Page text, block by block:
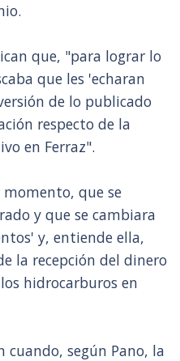
que, "para lograr lo
que les 'echaran
de lo publicado
respecto de la
en Ferraz".
que se
y que se cambiara
y, entiende ella,
la recepción del dinero
hidrocarburos en
cuando, según Pano, la